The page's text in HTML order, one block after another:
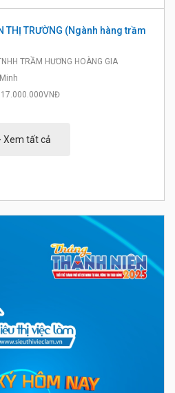
THỊ TRƯỜNG (Ngành hàng trầm
TRẦM HƯƠNG HOÀNG GIA
17.000.000VNĐ
Xem tất cả